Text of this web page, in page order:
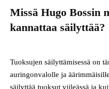
Missä Hugo Bossin
kannattaa säilyttää?
Tuoksujen säilyttämisessä on
auringonvalolle ja
säilyttää tuoksut viileässä ja